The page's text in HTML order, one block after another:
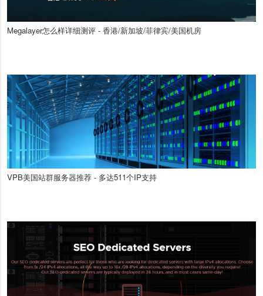
Megalayer怎么样详细测评 - 香港/新加坡/菲律宾/美国机房
VPB美国站群服务器推荐 - 多达511个IP支持